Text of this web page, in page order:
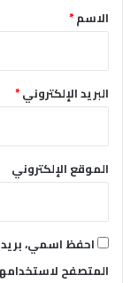
*الاسم*
البريد الإلكتروني*
الموقع الإلكتروني
احفظ اسمي،
المتصفح